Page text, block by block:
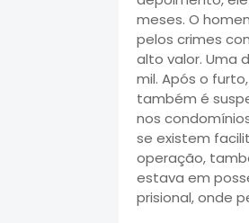
meses. O
pelos crimes
alto valor. Uma
mil. Após o
também é
nos
se existem
operação,
estava em
prisional, onde